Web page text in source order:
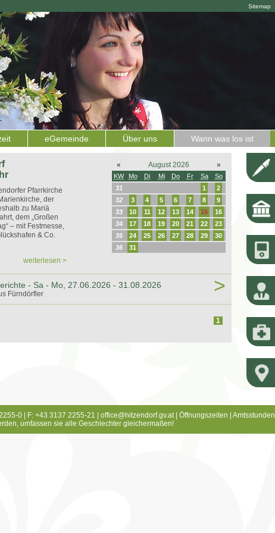
Sitemap
eGemeinde Über uns Wann was los ist
Pfarrkirche
der
zu Mariä
dem „Großen
– mit Festmesse,
& Co.
weiterlesen >
« August 2026 »
KW Mo Di Mi Do Fr Sa
So
31
1
2
32
3 4 5 6 7 8
9
33
10 11 12 13 14 15
16
34
17 18 19 20 21 22
23
35
24 25 26 27 28 29
30
36
31
- Sa - Mo, 27.06.2026 - 31.08.2026
Fürndörfler >
1
0 | F: +43 3137 2255-21 | office@hitzendorf.gv.at| Öffnungszeiten
Amtsstunden
umfassen sie alle Geschlechter gleichermaßen!